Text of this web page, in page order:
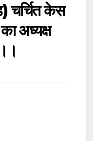
चर्चित केस
अध्यक्ष